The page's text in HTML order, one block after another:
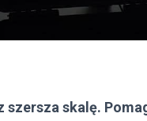
szersza skalę.